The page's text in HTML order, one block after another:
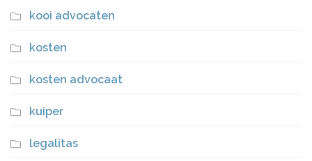
kooi advocaten
kosten
kosten advocaat
kuiper
legalitas